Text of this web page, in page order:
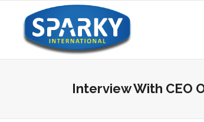
Interview With CEO